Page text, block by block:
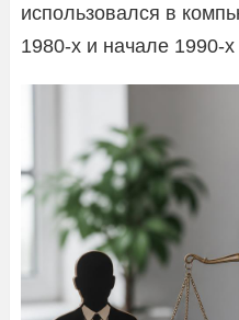
использовался в
1980-х и начале 1990-х